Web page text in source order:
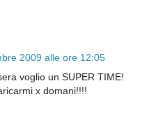
2009 alle ore 12:05
voglio un SUPER TIME!
x domani!!!!